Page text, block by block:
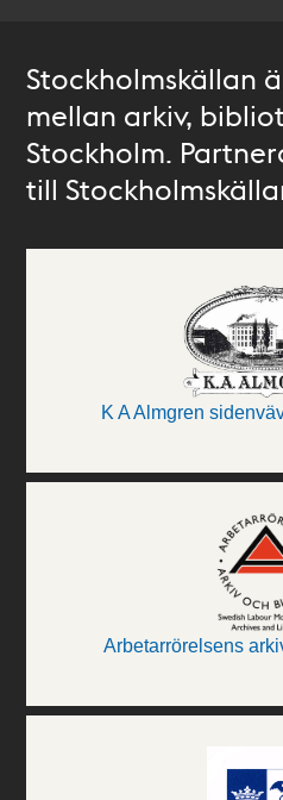
Stockholmskällan
mellan arkiv,
Stockholm.
till
K A Almgren
Arbetarrörelsens